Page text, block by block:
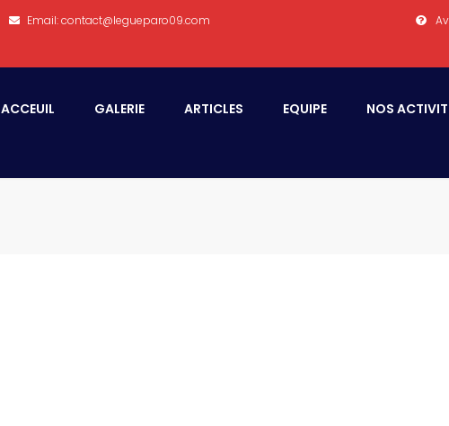
Email: contact@legueparo09.com
ACCEUIL GALERIE ARTICLES EQUIPE NOS